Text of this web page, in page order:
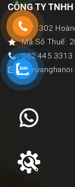
CÔNG TY
302
Mã Số Thuế:
082.445.3313